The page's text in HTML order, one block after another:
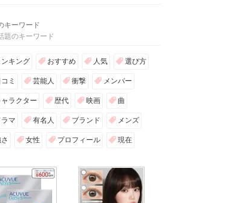
キーワード
題のキーワード
ンキング おすすめ 人気 選び方
ミ 芸能人 衝撃 メンバー
ャラクター 歴代 映画 曲
ラマ 有名人 ブランド メンズ
女性 プロフィール 現在